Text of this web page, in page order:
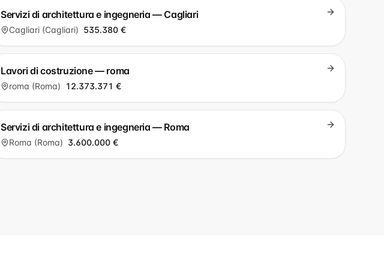
Servizi di architettura e ingegneria — Cagliari
Cagliari (Cagliari) 535.380 €
Lavori di costruzione — roma
roma (Roma) 12.373.371 €
Servizi di architettura e ingegneria — Roma
Roma (Roma) 3.600.000 €